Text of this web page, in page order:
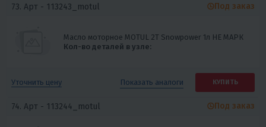
73. Арт - 113243_motul
Масло моторное MOTUL 2T Snowpower 1л НЕ МАРК
Кол-во деталей в узле:
Под заказ
Уточнить цену Показать аналоги КУПИТЬ
74. Арт - 113244_motul Под заказ